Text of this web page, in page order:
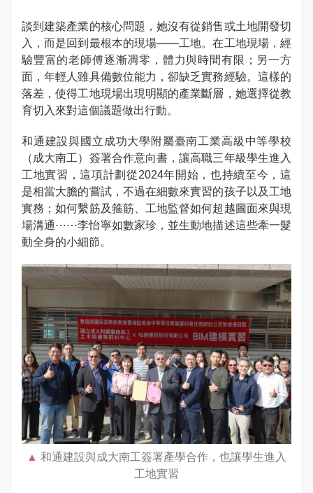
談到建築產業的核心問題，她沒有從銷售或土地開發切
入，而是回到最根本的現場——工地。在工地現場，經
驗豐富的老師傅逐漸凋零，體力與時間有限；另一方
面，年輕人雖具備數位能力，卻缺乏實務經驗。這樣的
落差，使得工地現場出現明顯的產業斷層，她選擇從教
育切入來對這個議題做出行動。
和通建設與國立成功大學附屬臺南工業高級中等學校
（成大南工）簽署合作意向書，讓高職三年級學生進入
工地實習，這項計劃從2024年開始，也持續至今，這
是相當大膽的嘗試，不過在細數來實習的孩子以及工地
實務；如何繫筋及箍筋、工地監督如何超越圖面來與現
場溝通⋯⋯李怡寧如數家珍，並生動地描述這些牽一髮
動全身的小細節。
和通建設與成大南工簽署產學合作，也讓學生進入
工地實習